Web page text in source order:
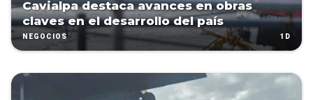
Cavialpa destaca avances en obras
claves en el desarrollo del país
NEGOCIOS 1D